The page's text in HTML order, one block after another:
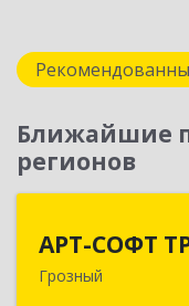
Ближайшие
регионов
АРТ-СОФТ
Грозный
364013,